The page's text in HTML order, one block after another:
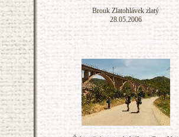
Brouk Zlatohlávek zlatý
28.05.2006